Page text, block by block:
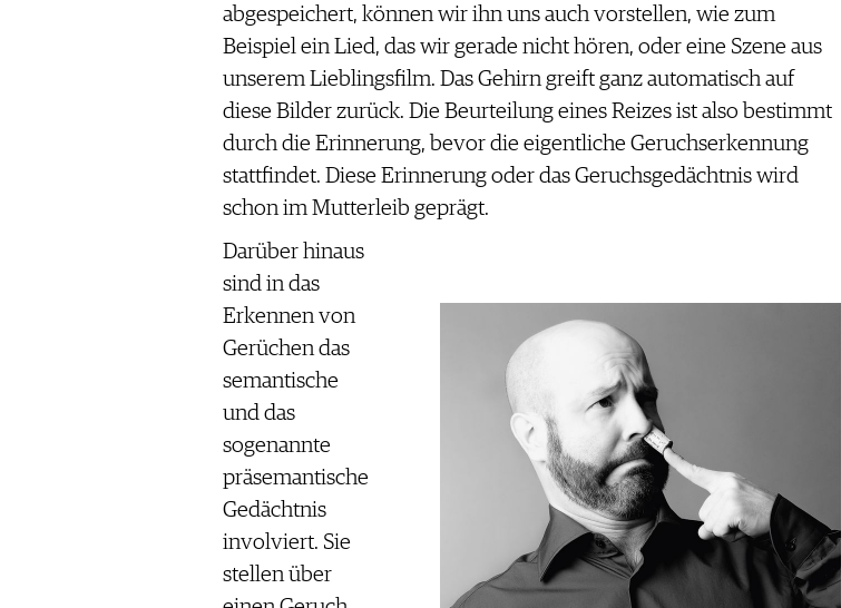
abgespeichert, können wir ihn uns auch vorstellen, wie zum
Beispiel ein Lied, das wir gerade nicht hören, oder eine Szene aus
unserem Lieblingsfilm. Das Gehirn greift ganz automatisch auf
diese Bilder zurück. Die Beurteilung eines Reizes ist also bestimmt
durch die Erinnerung, bevor die eigentliche Geruchserkennung
stattfindet. Diese Erinnerung oder das Geruchsgedächtnis wird
schon im Mutterleib geprägt.
Darüber hinaus
sind in das
Erkennen von
Gerüchen das
semantische
und das
sogenannte
präsemantische
Gedächtnis
involviert. Sie
stellen über